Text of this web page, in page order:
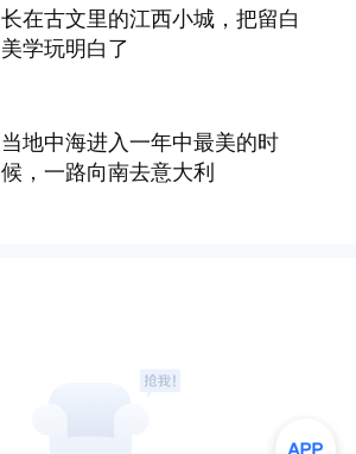
长在古文里的江西小城，把留白
美学玩明白了
当地中海进入一年中最美的时
候，一路向南去意大利